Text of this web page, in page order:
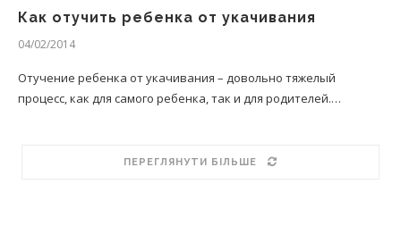
Как отучить ребенка от укачивания
04/02/2014
Отучение ребенка от укачивания – довольно тяжелый
процесс, как для самого ребенка, так и для родителей.…
ПЕРЕГЛЯНУТИ БІЛЬШЕ